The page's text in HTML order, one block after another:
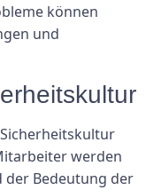
können
und
werden
der Bedeutung der